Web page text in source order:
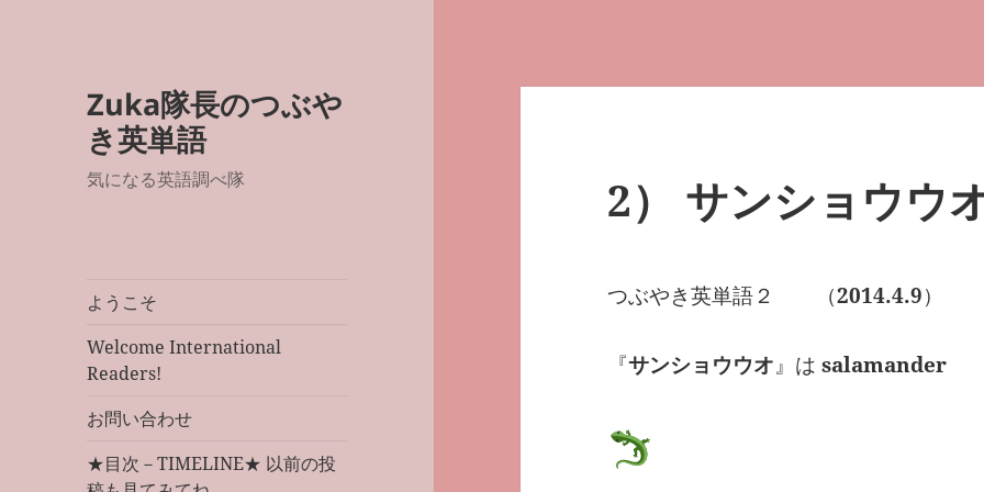
Zuka隊長のつぶや
き英単語
気になる英語調べ隊
ようこそ
Welcome International
Readers!
お問い合わせ
★目次－TIMELINE★ 以前の投
2） サンショウウ
つぶやき英単語２ （2014.4.9）
『サンショウウオ』はsalamander